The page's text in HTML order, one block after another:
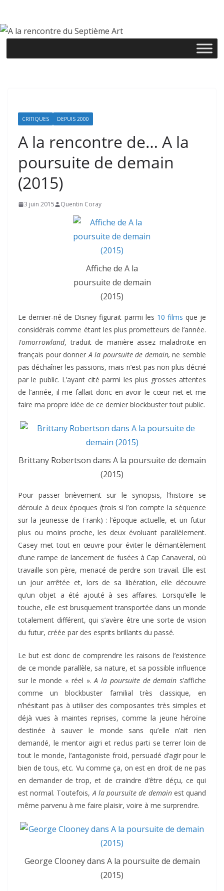
contenu
CRITIQUES DEPUIS 2000
A la rencontre de… A la
poursuite de demain
(2015)
3 juin 2015 Quentin Coray
Affiche de A la
poursuite de demain
(2015)
Le dernier-né de Disney figurait parmi les 10 films que je
considérais comme étant les plus prometteurs de l’année.
Tomorrowland, traduit de manière assez maladroite en
français pour donnerA la poursuite de demain, ne semble
pas déchaîner les passions, mais n’est pas non plus décrié
par le public. L’ayant cité parmi les plus grosses attentes
de l’année, il me fallait donc en avoir le cœur net et me
faire ma propre idée de ce dernier blockbuster tout public.
Brittany Robertson dans A la poursuite de demain
(2015)
Pour passer brièvement sur le synopsis, l’histoire se
déroule à deux époques (trois si l’on compte la séquence
sur la jeunesse de Frank) : l’époque actuelle, et un futur
plus ou moins proche, les deux évoluant parallèlement.
Casey met tout en œuvre pour éviter le démantèlement
d’une rampe de lancement de fusées à Cap Canaveral, où
travaille son père, menacé de perdre son travail. Elle est
un jour arrêtée et, lors de sa libération, elle découvre
qu’un objet a été ajouté à ses affaires. Lorsqu’elle le
touche, elle est brusquement transportée dans un monde
totalement différent, qui s’avère être une sorte de vision
du futur, créée par des esprits brillants du passé.
Le but est donc de comprendre les raisons de l’existence
de ce monde parallèle, sa nature, et sa possible influence
sur le monde « réel ».A la poursuite de demain s’affiche
comme un blockbuster familial très classique, en
n’hésitant pas à utiliser des composantes très simples et
déjà vues à maintes reprises, comme la jeune héroïne
destinée à sauver le monde sans qu’elle n’ait rien
demandé, le mentor aigri et reclus parti se terrer loin de
tout le monde, l’antagoniste froid, persuadé d’agir pour le
bien de tous, etc. Vu comme ça, on est en droit de ne pas
en demander de trop, et de craindre d’être déçu, ce qui
est normal. Toutefois,A la poursuite de demainest quand
même parvenu à me faire plaisir, voire à me surprendre.
George Clooney dans A la poursuite de demain
(2015)